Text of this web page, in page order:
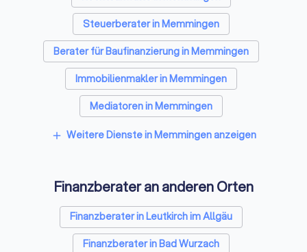
verdeutlichen. Vergleichen Sie die Spezialisten für
Finanzfragen mit wenigen Klicks und wählen Sie den besten
Finanzberater in Memmingen.
Steuerberater in Memmingen
Berater für Baufinanzierung in Memmingen
Immobilienmakler in Memmingen
Mediatoren in Memmingen
Energieberater in Memmingen
add Weitere Dienste in Memmingen anzeigen
Finanzberater an anderen Orten
Finanzberater in Leutkirch im Allgäu
Finanzberater in Bad Wurzach